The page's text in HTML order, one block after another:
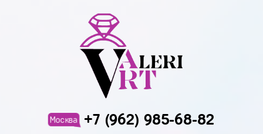
Москва +7 (962) 985-68-82